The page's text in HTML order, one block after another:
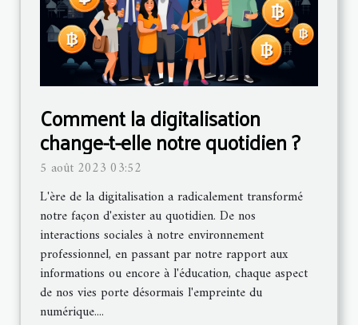
Comment la digitalisation
change-t-elle notre quotidien ?
5 août 2023 03:52
L'ère de la digitalisation a radicalement transformé
notre façon d'exister au quotidien. De nos
interactions sociales à notre environnement
professionnel, en passant par notre rapport aux
informations ou encore à l'éducation, chaque aspect
de nos vies porte désormais l'empreinte du
numérique....